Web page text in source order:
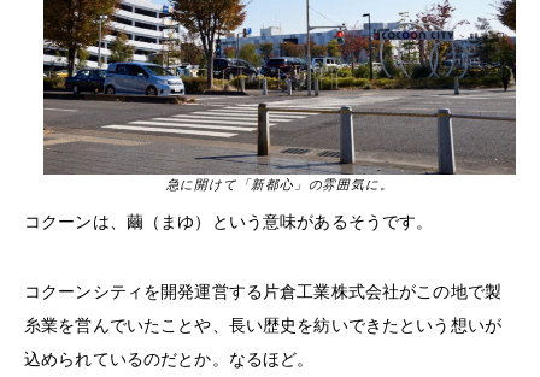
急に開けて「新都心」の雰囲気に。
コクーンは、繭（まゆ）という意味があるそうです。
コクーンシティを開発運営する片倉工業株式会社がこの地で製
糸業を営んでいたことや、長い歴史を紡いできたという想いが
込められているのだとか。なるほど。